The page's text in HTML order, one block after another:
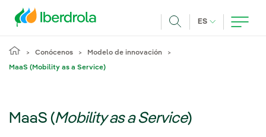
ES IDIOMA
Conócenos Modelo de innovación
MaaS (Mobility as a Service)
MaaS (Mobility as a Service)